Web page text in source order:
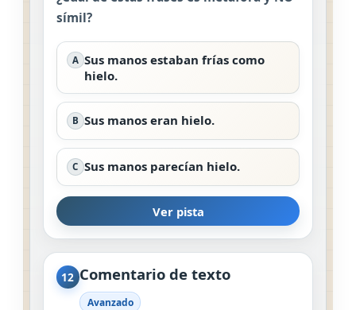
símil?
A Sus manos estaban frías como
hielo.
B Sus manos eran hielo.
C Sus manos parecían hielo.
Ver pista
12 Comentario de texto
Avanzado